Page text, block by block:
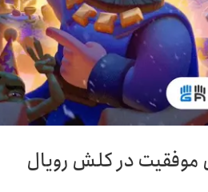
موفقیت در کلش رویال